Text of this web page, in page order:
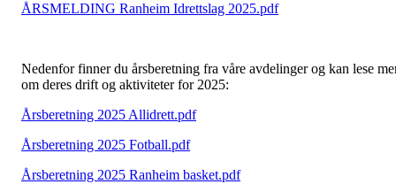
ÅRSMELDING Ranheim Idrettslag 2025.pdf
Nedenfor finner du årsberetning fra våre avdelinger og kan lese
om deres drift og aktiviteter for 2025:
Årsberetning 2025 Allidrett.pdf
Årsberetning 2025 Fotball.pdf
Årsberetning 2025 Ranheim basket.pdf